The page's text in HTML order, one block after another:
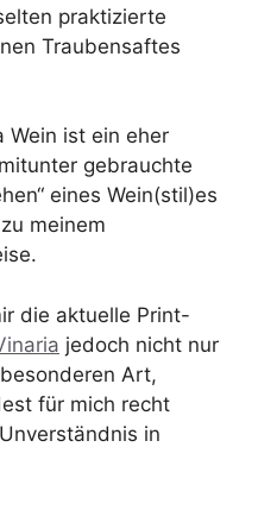
praktizierte
Traubensaftes
Wein ist ein eher
gebrauchte
eines Wein(stil)es
meinem
die aktuelle Print-
jedoch nicht nur
Art,
für mich recht
in